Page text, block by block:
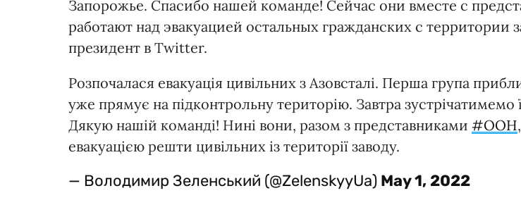
Запорожье. Спасибо нашей команде! Сейчас они вместе с
работают над эвакуацией остальных гражданских с территории
президент в Twitter.
Розпочалася евакуація цивільних з Азовсталі. Перша група
уже прямує на підконтрольну територію. Завтра зустрічатимемо
Дякую нашій команді! Нині вони, разом з представниками #ООН
евакуацією решти цивільних із території заводу.
— Володимир Зеленський (@ZelenskyyUa) May 1, 2022